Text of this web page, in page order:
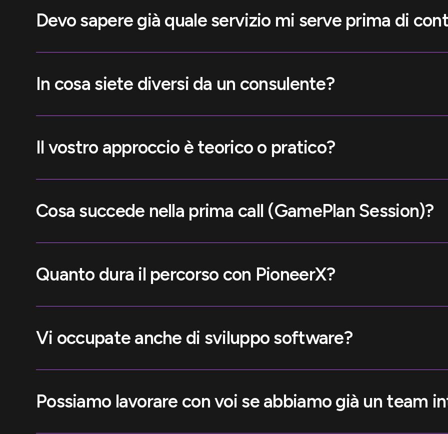
Devo sapere già quale servizio mi serve prima di
In cosa siete diversi da un consulente?
Il vostro approccio è teorico o pratico?
Cosa succede nella prima call (GamePlan Session)?
Quanto dura il percorso con PioneerX?
Vi occupate anche di sviluppo software?
Possiamo lavorare con voi se abbiamo già un team